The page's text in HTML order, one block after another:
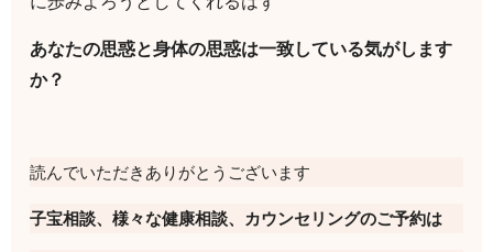
あなたの思惑と身体の思惑は一致している気がします
か？
読んでいただきありがとうございます
子宝相談、様々な健康相談、カウンセリングのご予約は